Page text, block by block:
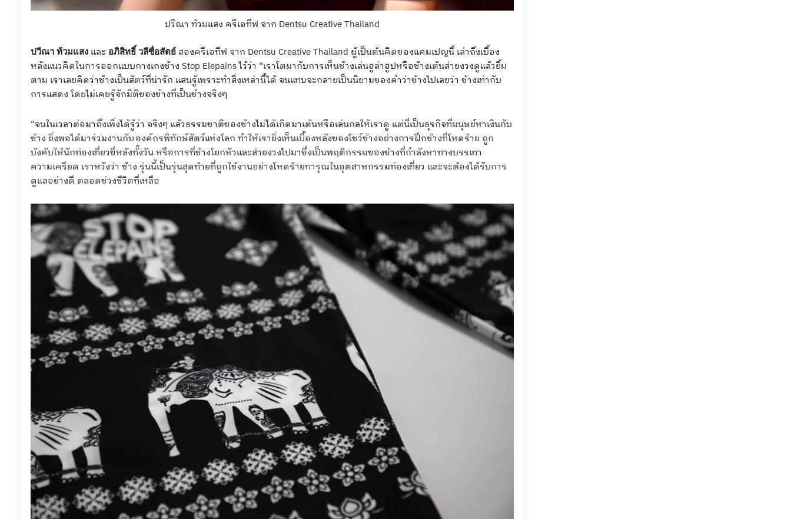
ปวีณา ท้วมแสง ครีเอทีฟ จาก Dentsu Creative Thailand
ปวีณา ท้วมแสงและ อภิสิทธิ์ วลีซื่อสัตย์สองครีเอทีฟ จาก Dentsu Creative Thailand ผู้เป็นต้นคิดของแคมเปญนี้ เล่าถึงเบื้อง
หลังแนวคิดในการออกแบบกางเกงช้าง Stop Elepains ไว้ว่า “เราโตมากับการเห็นช้างเล่นฮูล่าฮูปหรือช้างเต้นส่ายงวงดูแล้วยิ้ม
ตาม เราเลยคิดว่าช้างเป็นสัตว์ที่น่ารัก แสนรู้เพราะทำสิ่งเหล่านี้ได้ จนแทบจะกลายเป็นนิยามของคำว่าช้างไปเลยว่า ช้างเท่ากับ
การแสดง โดยไม่เคยรู้จักมิติของช้างที่เป็นช้างจริงๆ
“จนในเวลาต่อมาถึงเพิ่งได้รู้ว่า จริงๆ แล้วธรรมชาติของช้างไม่ได้เกิดมาเต้นหรือเล่นกลให้เราดู แต่นี่เป็นธุรกิจที่มนุษย์หาเงินกับ
ช้าง ยิ่งพอได้มาร่วมงานกับ องค์กรพิทักษ์สัตว์แห่งโลก ทำให้เรายิ่งเห็นเบื้องหลังของโชว์ช้างอย่างการฝึกช้างที่โหดร้าย ถูก
บังคับให้นักท่องเที่ยวขี่หลังทั้งวัน หรือการที่ช้างโยกหัวและส่ายงวงไปมาซึ่งเป็นพฤติกรรมของช้างที่กำลังหาทางบรรเทา
ความเครียด เราหวังว่า ช้าง รุ่นนี้เป็นรุ่นสุดท้ายที่ถูกใช้งานอย่างโหดร้ายทารุณในอุตสาหกรรมท่องเที่ยว และจะต้องได้รับการ
ดูแลอย่างดี ตลอดช่วงชีวิตที่เหลือ